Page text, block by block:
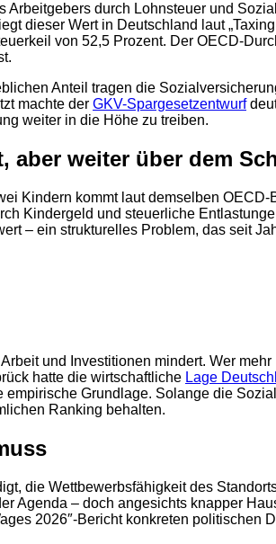
durch Lohnsteuer und
dieser Wert in Deutschland laut
von 52,5 Prozent. Der OECD-
Anteil tragen die
machte der GKV-Spargesetzentwurf
weiter in die Höhe zu treiben.
aber weiter über dem
Kindern kommt laut demselben
Kindergeld und steuerliche
– ein strukturelles Problem, das seit
und Investitionen mindert. Wer
hatte die wirtschaftliche Lage
Grundlage. Solange die
Ranking behalten.
die Wettbewerbsfähigkeit des
Agenda – doch angesichts knapper
2026″-Bericht konkreten politischen